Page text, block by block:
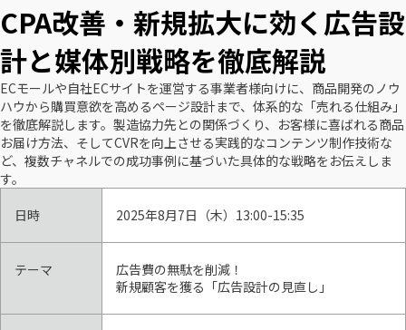
CPA改善・新規拡大に効く広告設
計と媒体別戦略を徹底解説
ECモールや自社ECサイトを運営する事業者様向けに、商品開発のノウ
ハウから購買意欲を高めるページ設計まで、体系的な「売れる仕組み」
を徹底解説します。製造協力先との関係づくり、お客様に喜ばれる商品
お届け方法、そしてCVRを向上させる実践的なコンテンツ制作技術な
ど、複数チャネルでの成功事例に基づいた具体的な戦略をお伝えしま
す。
日時
2025年8月7日（木）13:00-15:35
テーマ
広告費の無駄を削減！
新規顧客を獲る「広告設計の見直し」